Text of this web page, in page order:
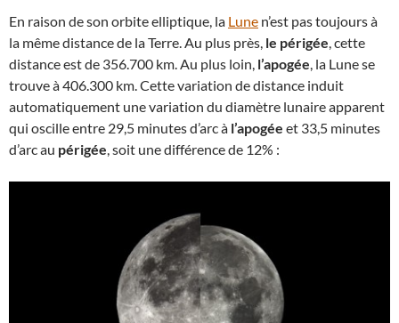
En raison de son orbite elliptique, la Lune n’est pas toujours à
la même distance de la Terre. Au plus près, le périgée, cette
distance est de 356.700 km. Au plus loin, l’apogée, la Lune se
trouve à 406.300 km. Cette variation de distance induit
automatiquement une variation du diamètre lunaire apparent
qui oscille entre 29,5 minutes d’arc à l’apogée et 33,5 minutes
d’arc au périgée, soit une différence de 12% :